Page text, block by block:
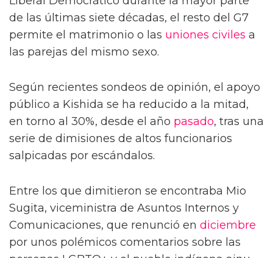
de las últimas siete décadas, el resto del G7
permite el matrimonio o las uniones civiles a
las parejas del mismo sexo.
Según recientes sondeos de opinión, el apoyo
público a Kishida se ha reducido a la mitad,
en torno al 30%, desde el año pasado, tras una
serie de dimisiones de altos funcionarios
salpicadas por escándalos.
Entre los que dimitieron se encontraba Mio
Sugita, viceministra de Asuntos Internos y
Comunicaciones, que renunció en diciembre
por unos polémicos comentarios sobre las